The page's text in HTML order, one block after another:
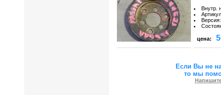
Внутр.
Артикул
Версия:
цена:
Если Вы не
то мы